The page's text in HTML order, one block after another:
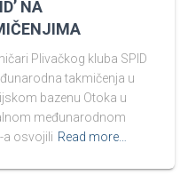
NA
Plivačkog kluba SPID
takmičenja u
bazenu Otoka u
međunarodnom
a osvojili Read more…